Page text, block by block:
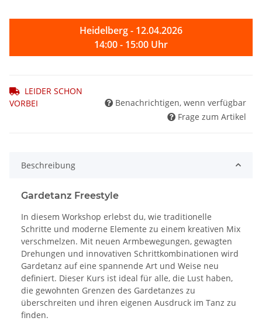
Heidelberg - 12.04.2026
14:00 - 15:00 Uhr
LEIDER SCHON
VORBEI
Benachrichtigen, wenn verfügbar
Frage zum Artikel
Beschreibung
Gardetanz Freestyle
In diesem Workshop erlebst du, wie traditionelle
Schritte und moderne Elemente zu einem kreativen Mix
verschmelzen. Mit neuen Armbewegungen, gewagten
Drehungen und innovativen Schrittkombinationen wird
Gardetanz auf eine spannende Art und Weise neu
definiert. Dieser Kurs ist ideal für alle, die Lust haben,
die gewohnten Grenzen des Gardetanzes zu
überschreiten und ihren eigenen Ausdruck im Tanz zu
finden.